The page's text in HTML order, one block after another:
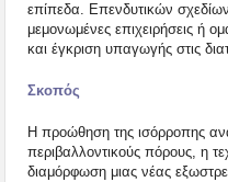
επίπεδα. Επενδυτικών
μεμονωμένες επιχειρήσεις ή
και έγκριση υπαγωγής στις
Σκοπός
Η προώθηση της ισόρροπης
περιβαλλοντικούς πόρους, η
διαμόρφωση μιας νέας